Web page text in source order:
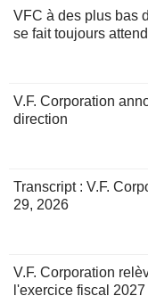
VFC à des plus bas
se fait toujours
V.F. Corporation
direction
Transcript : V.F.
29, 2026
V.F. Corporation
l'exercice fiscal 2027